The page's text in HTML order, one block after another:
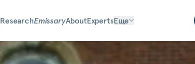
ResearchEmissaryAboutExpertsЕще